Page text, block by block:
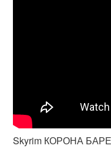
Skyrim КОРОНА